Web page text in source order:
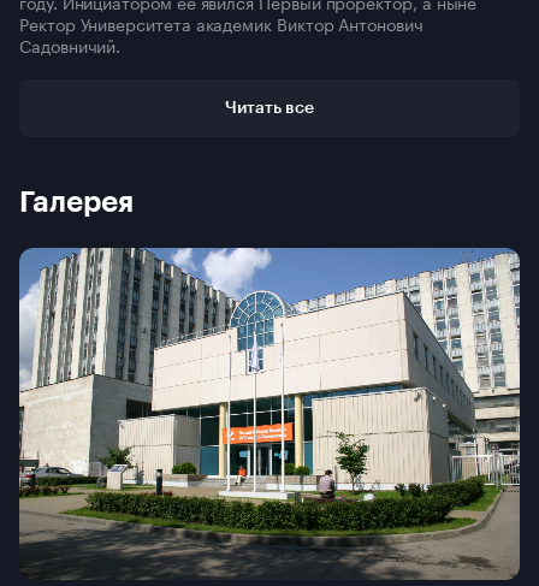
Ректор Университета академик Виктор Антонович
Садовничий.
Оксфордского и Кембриджского, где он увидел, что в этих
Согласно международному рейтингу EDUNIVERSAL школа
статусом «Школа, имеющая наивысшее международное
влияние». Входит в число 10 лучших бизнес-школ Восточной
Европы.
Школа является признанной частью международного
образовательного пространства. Сочетает в себе традиции
классического университетского образования и инноваций в
учебном процессе. Школа культивирует особую
образовательную и деятельностную среду. Сотрудники,
преподаватели, студенты и представители бизнес-
сообщества разделяют общие ценности взаимного
уважения, признания, прозрачности, инициативности и
сопричастности.
Читать все
Галерея